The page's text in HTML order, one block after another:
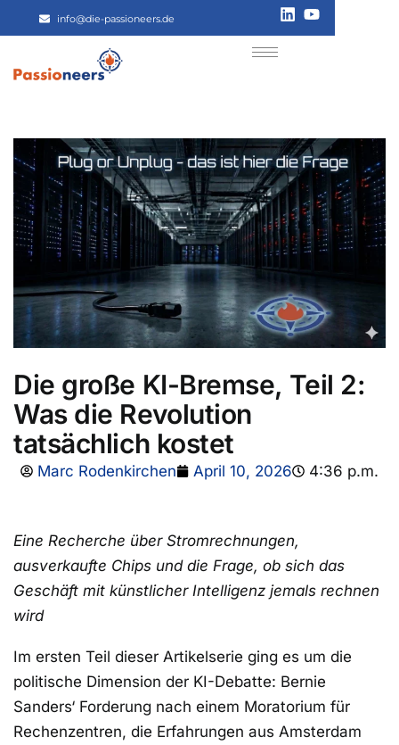
info@die-passioneers.de
Die große KI-Bremse, Teil 2:
Was die Revolution
tatsächlich kostet
Marc Rodenkirchen April 10, 2026 4:36 p.m.
Eine Recherche über Stromrechnungen,
ausverkaufte Chips und die Frage, ob sich das
Geschäft mit künstlicher Intelligenz jemals rechnen
wird
Im ersten Teil dieser Artikelserie ging es um die
politische Dimension der KI-Debatte: Bernie
Sanders‘ Forderung nach einem Moratorium für
Rechenzentren, die Erfahrungen aus Amsterdam